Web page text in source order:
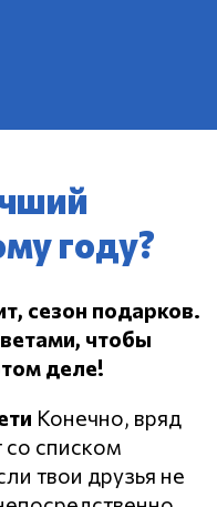
году?
сезон подарков.
чтобы
деле!
Конечно, вряд
со списком
твои друзья не